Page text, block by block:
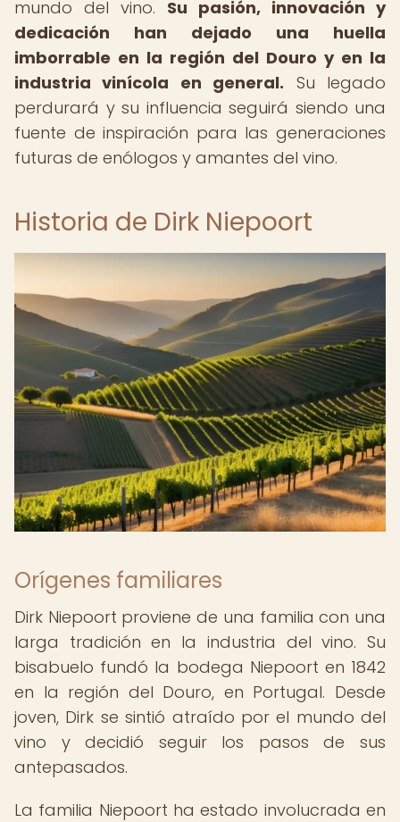
mundo del vino. Su pasión, innovación y
dedicación han dejado una huella
imborrable en la región del Douro y en la
industria vinícola en general. Su legado
perdurará y su influencia seguirá siendo una
fuente de inspiración para las generaciones
futuras de enólogos y amantes del vino.
Historia de Dirk Niepoort
Orígenes familiares
Dirk Niepoort proviene de una familia con una
larga tradición en la industria del vino. Su
bisabuelo fundó la bodega Niepoort en 1842
en la región del Douro, en Portugal. Desde
joven, Dirk se sintió atraído por el mundo del
vino y decidió seguir los pasos de sus
antepasados.
La familia Niepoort ha estado involucrada en